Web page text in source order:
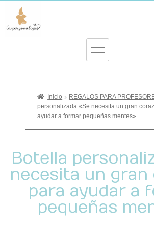
Inicio REGALOS PARA
personalizada «Se necesita un gran
ayudar a formar pequeñas mentes»
Botella
necesita un gran
para ayudar a
pequeñas